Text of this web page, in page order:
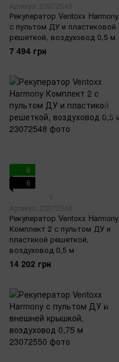
Артикул: 23072546
Рекуператор Ventoxx Harmony
с пультом ДУ и пластиковой
решеткой, воздуховод 0,5 м
7 494 грн
6
6
1
Артикул: 23072548
Рекуператор Ventoxx Harmony
Комплект 2 с пультом ДУ и
пластикой решеткой,
воздуховод 0,5 м
14 202 грн